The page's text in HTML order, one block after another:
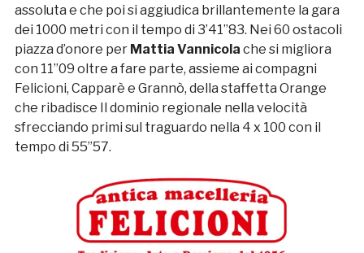
assoluta e che poi si aggiudica brillantemente la gara
dei 1000 metri con il tempo di 3’41”83. Nei 60 ostacoli
piazza d’onore per Mattia Vannicola che si migliora
con 11”09 oltre a fare parte, assieme ai compagni
Felicioni, Capparè e Grannò, della staffetta Orange
che ribadisce Il dominio regionale nella velocità
sfrecciando primi sul traguardo nella 4 x 100 con il
tempo di 55”57.